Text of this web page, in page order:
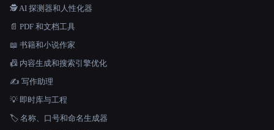
🕵️ AI 探测器和人性化器
📄 PDF 和文档工具
📖 书籍和小说作家
📠 内容生成和搜索引擎优化
✍️ 写作助理
💡 即时库与工程
🏷️ 名称、口号和命名生成器